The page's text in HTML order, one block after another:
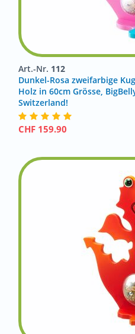
Art.-Nr. 112
Dunkel-Rosa zweifarbige
Holz in 60cm Grösse,
Switzerland!
CHF 159.90